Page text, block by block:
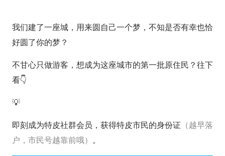
我们建了一座城，用来圆自己一个梦，不知是否有幸也恰
好圆了你的梦？
不甘心只做游客，想成为这座城市的第一批原住民？往下
看👇
💡
即刻成为特皮社群会员，获得特皮市民的身份证 （越早落
户，市民号越靠前哦） 。